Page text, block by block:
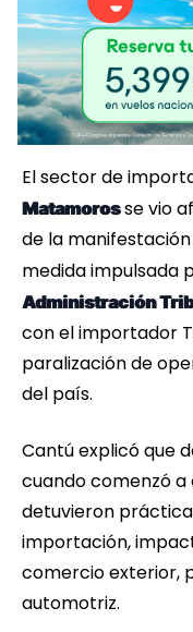
El sector de
Matamorosse vio
de la
medida impulsada
Administración
con el importador
paralización de
del país.
Cantú explicó que
cuando comenzó a
detuvieron
importación,
comercio exterior,
automotriz.